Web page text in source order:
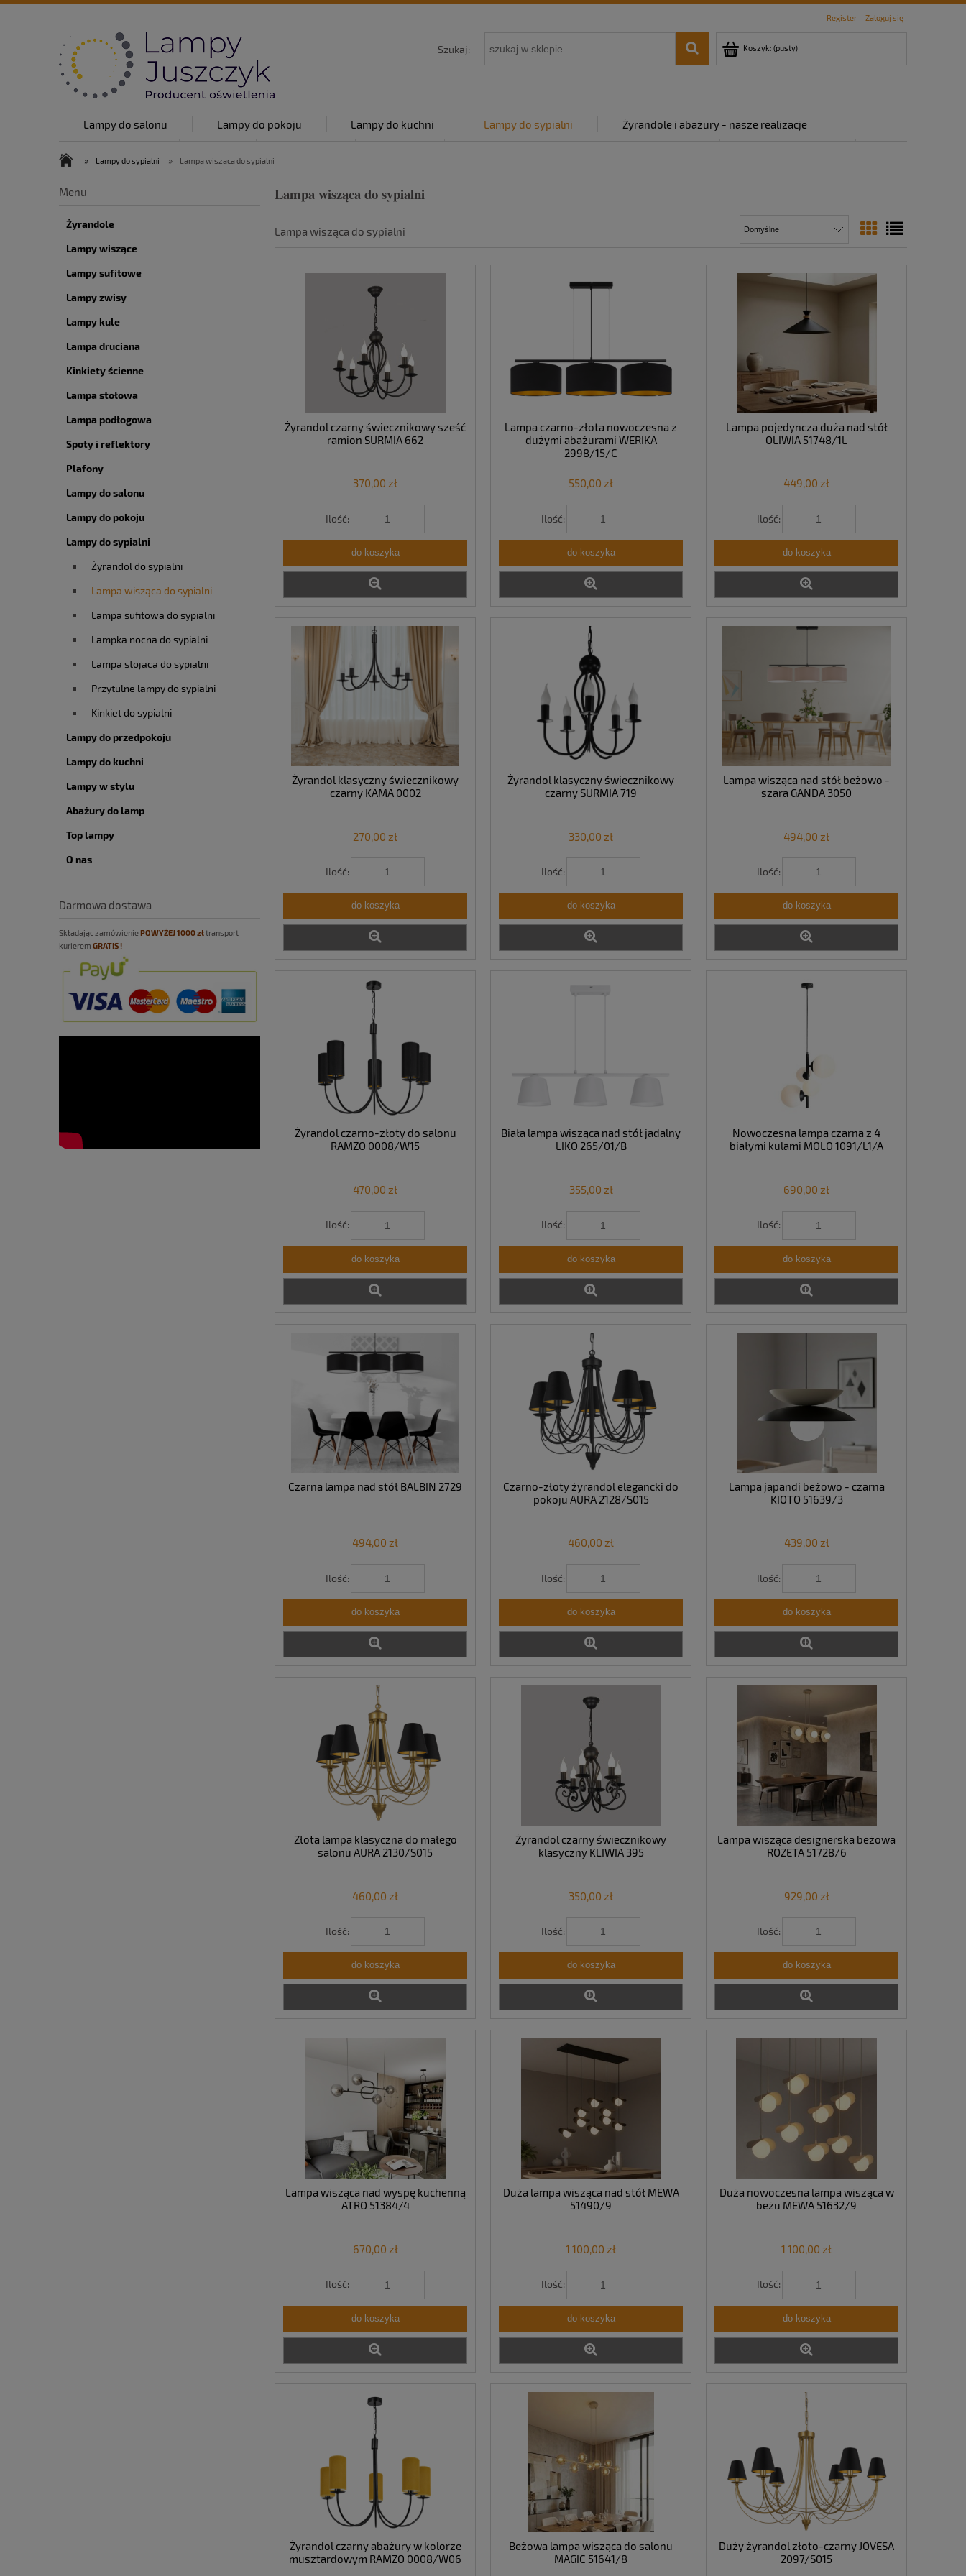
Register Zaloguj się
Koszyk: (pusty)
Szukaj:
Lampy do salonu Lampy do pokoju Lampy do kuchni Lampy do sypialni
Żyrandole i abażury - nasze realizacje
Kontakt
» Lampy do sypialni » Lampa wisząca do sypialni
Menu
Żyrandole
Lampy wiszące
Lampy sufitowe
Lampy zwisy
Lampy kule
Lampa druciana
Kinkiety ścienne
Lampa stołowa
Lampa podłogowa
Spoty i reflektory
Plafony
Lampy do salonu
Lampy do pokoju
Lampy do sypialni
Żyrandol do sypialni
Lampa wisząca do sypialni
Lampa sufitowa do sypialni
Lampka nocna do sypialni
Lampa stojaca do sypialni
Przytulne lampy do sypialni
Kinkiet do sypialni
Lampy do przedpokoju
Lampy do kuchni
Lampy w stylu
Abażury do lamp
Top lampy
O nas
Darmowa dostawa
Składając zamówieniePOWYŻEJ1000 złtransport
kurierem GRATIS !
Lampa wisząca do sypialni
Lampa wisząca do sypialni
Żyrandol czarny świecznikowy sześć
ramion SURMIA 662
370,00 zł
Ilość:
do koszyka
Lampa czarno-złota nowoczesna z
dużymi abażurami WERIKA
2998/15/C
550,00 zł
Ilość:
do koszyka
Lampa pojedyncza duża nad stół
OLIWIA 51748/1L
449,00 zł
Ilość:
do koszyka
Żyrandol klasyczny świecznikowy
czarny KAMA 0002
270,00 zł
Ilość:
do koszyka
Żyrandol klasyczny świecznikowy
czarny SURMIA 719
330,00 zł
Ilość:
do koszyka
Lampa wisząca nad stół beżowo -
szara GANDA 3050
494,00 zł
Ilość:
do koszyka
Żyrandol czarno-złoty do salonu
RAMZO 0008/W15
470,00 zł
Ilość:
do koszyka
Biała lampa wisząca nad stół jadalny
LIKO 265/01/B
355,00 zł
Ilość:
do koszyka
Nowoczesna lampa czarna z 4
białymi kulami MOLO 1091/L1/A
690,00 zł
Ilość:
do koszyka
Czarna lampa nad stół BALBIN 2729
494,00 zł
Ilość:
do koszyka
Czarno-złoty żyrandol elegancki do
pokoju AURA 2128/S015
460,00 zł
Ilość:
do koszyka
Lampa japandi beżowo - czarna
KIOTO 51639/3
439,00 zł
Ilość:
do koszyka
Złota lampa klasyczna do małego
salonu AURA 2130/S015
460,00 zł
Ilość:
do koszyka
Żyrandol czarny świecznikowy
klasyczny KLIWIA 395
350,00 zł
Ilość:
do koszyka
Lampa wisząca designerska beżowa
ROZETA 51728/6
929,00 zł
Ilość:
do koszyka
Lampa wisząca nad wyspę kuchenną
ATRO 51384/4
670,00 zł
Ilość:
do koszyka
Duża lampa wisząca nad stół MEWA
51490/9
1 100,00 zł
Ilość:
do koszyka
Duża nowoczesna lampa wisząca w
beżu MEWA 51632/9
1 100,00 zł
Ilość:
do koszyka
Żyrandol czarny abażury w kolorze
musztardowym RAMZO 0008/W06
Beżowa lampa wisząca do salonu
MAGIC 51641/8
Duży żyrandol złoto-czarny JOVESA
2097/S015